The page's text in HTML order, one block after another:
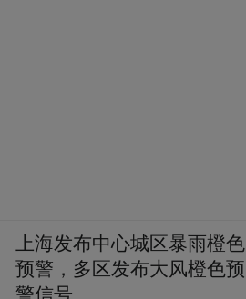
上海发布中心城区暴雨橙色
预警，多区发布大风橙色预
警信号